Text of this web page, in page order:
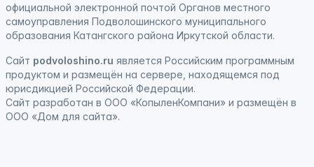
официальной электронной почтой Органов местного
самоуправления Подволошинского муниципального
образования Катангского района Иркутской области.
Сайт podvoloshino.ru является Российским программным
продуктом и размещён на сервере, находящемся под
юрисдикцией Российской Федерации.
Сайт разработан в ООО «КопыленКомпани» и размещён в
ООО «Дом для сайта».